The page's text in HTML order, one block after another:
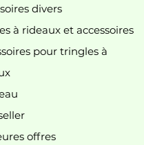
divers
à rideaux et accessoires
pour tringles à
offres